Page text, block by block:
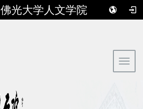
佛光大学人文学院